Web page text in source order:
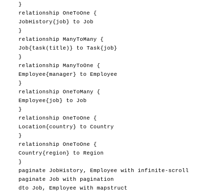
}
relationship OneToOne {
JobHistory{job} to Job
}
relationship ManyToMany {
Job{task(title)} to Task{job}
}
relationship ManyToOne {
Employee{manager} to Employee
}
relationship OneToMany {
Employee{job} to Job
}
relationship OneToOne {
Location{country} to Country
}
relationship OneToOne {
Country{region} to Region
}
paginate JobHistory, Employee with infinite-scroll
paginate Job with pagination
dto Job, Employee with mapstruct